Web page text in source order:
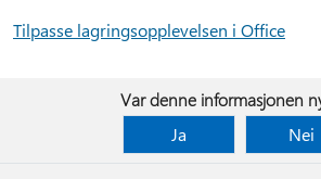
Tilpasse lagringsopplevelsen i Office
Var denne informasjonen
Ja
Nei